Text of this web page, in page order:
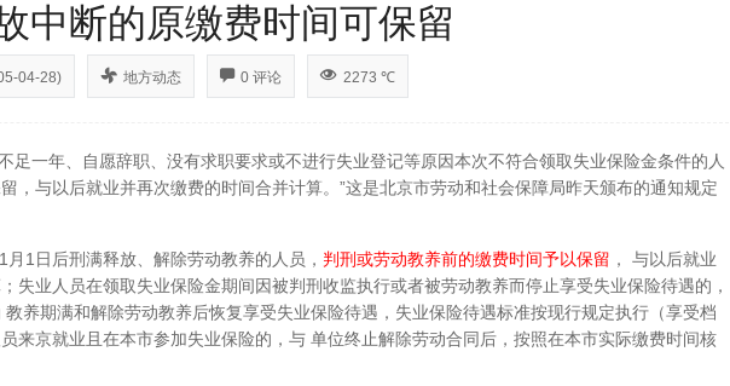
中断的原缴费时间可保留
04-28) 地方动态 0 评论 2273 ℃
一年、自愿辞职、没有求职要求或不进行失业登记等原因本次不符合领取失业保险金条件的人
，与以后就业并再次缴费的时间合并计算。”这是北京市劳动和社会保障局昨天颁布的通知规定
日后刑满释放、解除劳动教养的人员， 判刑或劳动教养前的缴费时间予以保留 ， 与以后就业
失业人员在领取失业保险金期间因被判刑收监执行或者被劳动教养而停止享受失业保险待遇的，
养期满和解除劳动教养后恢复享受失业保险待遇，失业保险待遇标准按现行规定执行（享受档
来京就业且在本市参加失业保险的，与 单位终止解除劳动合同后，按照在本市实际缴费时间核